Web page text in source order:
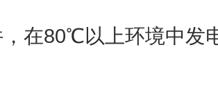
在80℃以上环境中发